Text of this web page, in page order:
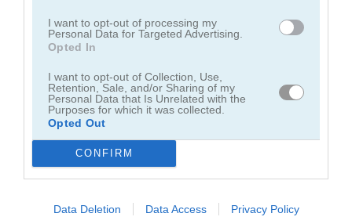
I want to opt-out of processing my
Personal Data for Targeted Advertising.
Opted In
I want to opt-out of Collection, Use,
Retention, Sale, and/or Sharing of my
Personal Data that Is Unrelated with the
Purposes for which it was collected.
Opted Out
CONFIRM
Data Deletion Data Access Privacy Policy
juegos de ranas
juegos de caballos
juegos de monos
juegos de pandas